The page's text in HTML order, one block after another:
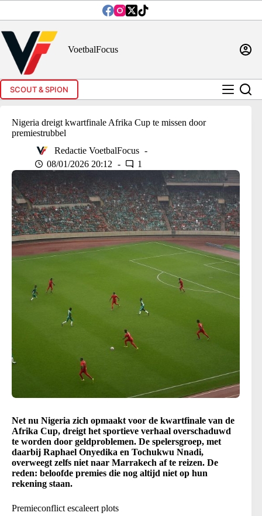
inhoud
VoetbalFocus
SCOUT & SPION
Nigeria dreigt kwartfinale Afrika Cup te missen door
premiestrubbel
Redactie VoetbalFocus
08/01/2026 20:12
1
Net nu Nigeria zich opmaakt voor de kwartfinale van de
Afrika Cup, dreigt het sportieve verhaal overschaduwd
te worden door geldproblemen. De spelersgroep, met
daarbij Raphael Onyedika en Tochukwu Nnadi,
overweegt zelfs niet naar Marrakech af te reizen. De
reden: beloofde premies die nog altijd niet op hun
rekening staan.
Premieconflict escaleert plots